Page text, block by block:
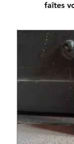
faîtes